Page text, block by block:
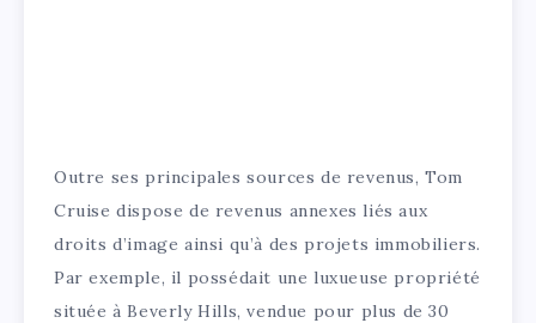
Outre ses principales sources de revenus, Tom
Cruise dispose de revenus annexes liés aux
droits d’image ainsi qu’à des projets immobiliers.
Par exemple, il possédait une luxueuse propriété
située à Beverly Hills, vendue pour plus de 30